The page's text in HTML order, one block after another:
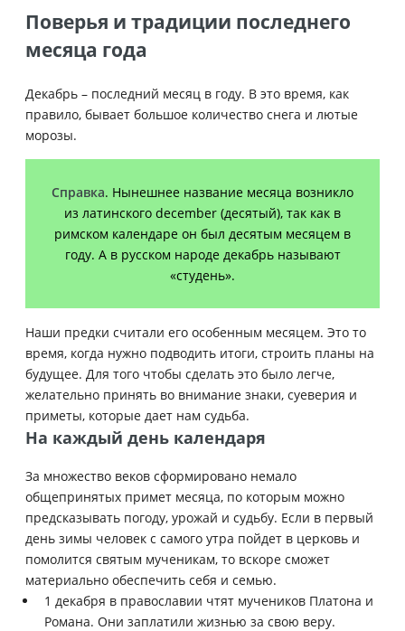
Поверья и традиции последнего
месяца года
Декабрь – последний месяц в году. В это время, как
правило, бывает большое количество снега и лютые
морозы.
Справка. Нынешнее название месяца возникло
из латинского december (десятый), так как в
римском календаре он был десятым месяцем в
году. А в русском народе декабрь называют
«студень».
Наши предки считали его особенным месяцем. Это то
время, когда нужно подводить итоги, строить планы на
будущее. Для того чтобы сделать это было легче,
желательно принять во внимание знаки, суеверия и
приметы, которые дает нам судьба.
На каждый день календаря
За множество веков сформировано немало
общепринятых примет месяца, по которым можно
предсказывать погоду, урожай и судьбу. Если в первый
день зимы человек с самого утра пойдет в церковь и
помолится святым мученикам, то вскоре сможет
материально обеспечить себя и семью.
1 декабря в православии чтят мучеников Платона и
Романа. Они заплатили жизнью за свою веру.